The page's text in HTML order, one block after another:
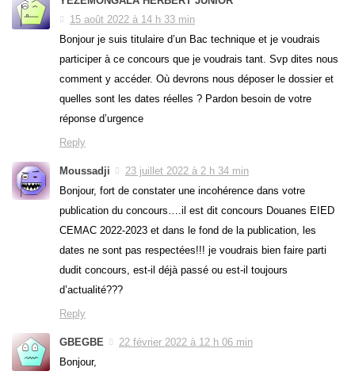
15 août 2022 à 14 h 33 min
Bonjour je suis titulaire d’un Bac technique et je voudrais
participer à ce concours que je voudrais tant. Svp dites nous
comment y accéder. Où devrons nous déposer le dossier et
quelles sont les dates réelles ? Pardon besoin de votre
réponse d’urgence
Reply
Moussadji
23 juillet 2022 à 2 h 34 min
Bonjour, fort de constater une incohérence dans votre
publication du concours….il est dit concours Douanes EIED
CEMAC 2022-2023 et dans le fond de la publication, les
dates ne sont pas respectées!!! je voudrais bien faire parti
dudit concours, est-il déjà passé ou est-il toujours
d’actualité???
Reply
GBEGBE
22 février 2022 à 12 h 06 min
Bonjour,